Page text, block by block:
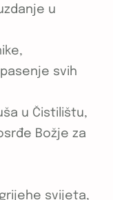
u
svih
u Čistilištu,
Božje za
svijeta,